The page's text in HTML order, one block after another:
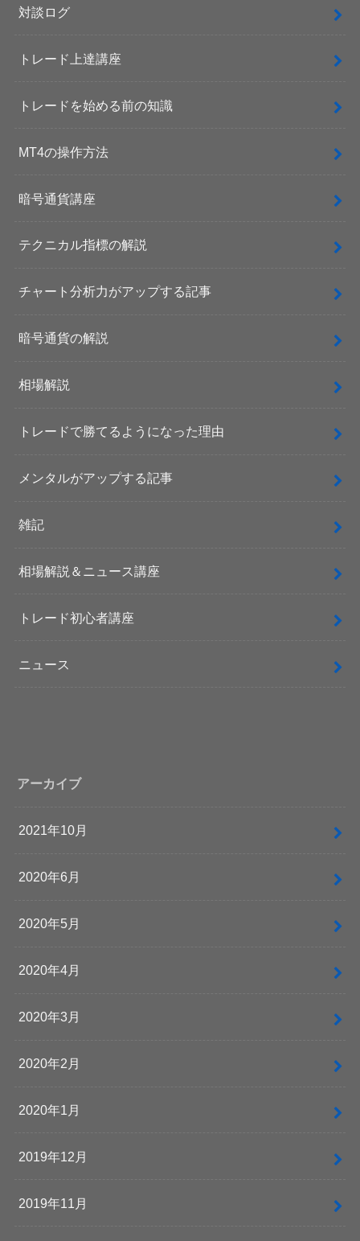
対談ログ
トレード上達講座
トレードを始める前の知識
MT4の操作方法
暗号通貨講座
テクニカル指標の解説
チャート分析力がアップする記事
暗号通貨の解説
相場解説
トレードで勝てるようになった理由
メンタルがアップする記事
雑記
相場解説＆ニュース講座
トレード初心者講座
ニュース
アーカイブ
2021年10月
2020年6月
2020年5月
2020年4月
2020年3月
2020年2月
2020年1月
2019年12月
2019年11月